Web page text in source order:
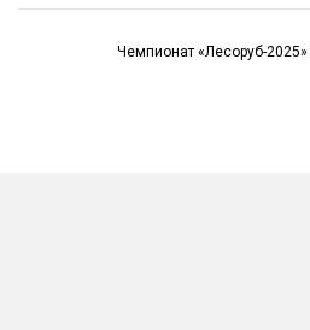
Чемпионат «Лесоруб-